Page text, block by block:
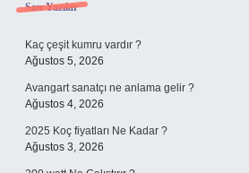
Sidebar
Son Yazılar
Kaç çeşit kumru vardır ?
Ağustos 5, 2026
Avangart sanatçı ne anlama gelir ?
Ağustos 4, 2026
2025 Koç fiyatları Ne Kadar ?
Ağustos 3, 2026